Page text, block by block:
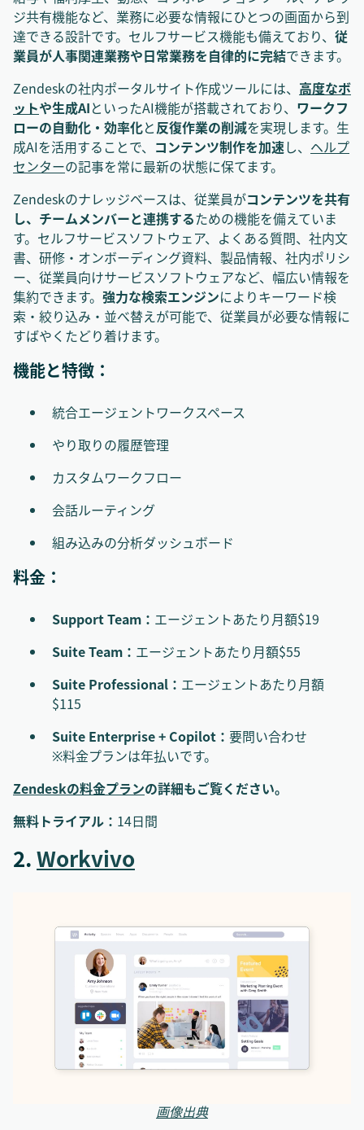
ジ共有機能など、業務に必要な情報にひとつの画面から到
達できる設計です。セルフサービス機能も備えており、 従
業員が人事関連業務や日常業務を自律的に完結できます。
Zendeskの社内ポータルサイト作成ツールには、 高度なボ
ットや生成AIといったAI機能が搭載されており、 ワークフ
ローの自動化・効率化と反復作業の削減を実現します。生
成AIを活用することで、 コンテンツ制作を加速し、 ヘルプ
センターの記事を常に最新の状態に保てます。
Zendeskのナレッジベースは、従業員がコンテンツを共有
し、チームメンバーと連携するための機能を備えていま
す。セルフサービスソフトウェア、よくある質問、社内文
書、研修・オンボーディング資料、製品情報、社内ポリシ
ー、従業員向けサービスソフトウェアなど、幅広い情報を
集約できます。 強力な検索エンジンによりキーワード検
索・絞り込み・並べ替えが可能で、従業員が必要な情報に
すばやくたどり着けます。
機能と特徴：
統合エージェントワークスペース
やり取りの履歴管理
カスタムワークフロー
会話ルーティング
組み込みの分析ダッシュボード
料金：
Support Team： エージェントあたり月額$19
Suite Team： エージェントあたり月額$55
Suite Professional： エージェントあたり月額
$115
Suite Enterprise + Copilot： 要問い合わせ
※料金プランは年払いです。
Zendeskの料金プランの詳細もご覧ください。
無料トライアル： 14日間
2.Workvivo
画像出典